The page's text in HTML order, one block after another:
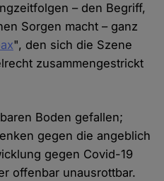
– den Begriff,
Sorgen macht – ganz
", den sich die Szene
zusammengestrickt
Boden gefallen;
gegen die angeblich
gegen Covid-19
offenbar unausrottbar.